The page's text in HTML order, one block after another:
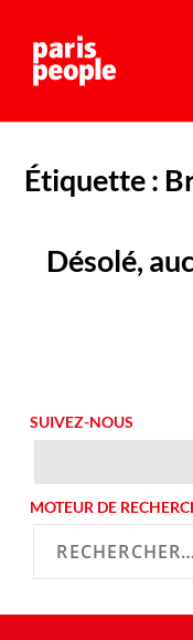
Étiquette :
Désolé,
SUIVEZ-NOUS
MOTEUR DE